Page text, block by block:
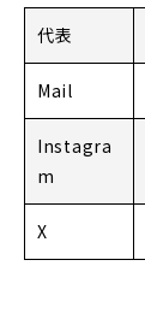
代表
Mail
Instagra
m
X